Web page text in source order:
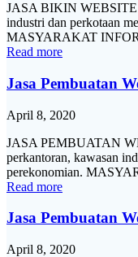
JASA BIKIN WEBSITE
industri dan perkotaan
MASYARAKAT
Read more
Jasa Pembuatan
April 8, 2020
JASA PEMBUATAN
perkantoran, kawasan
perekonomian.
Read more
Jasa Pembuatan
April 8, 2020